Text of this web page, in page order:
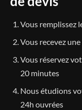
Vous remplissez
Vous recevez
Vous réservez
20 minutes
Nous étudions
24h ouvrées